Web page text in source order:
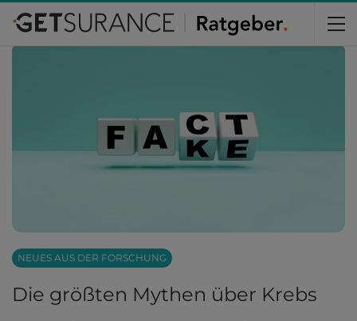
Home Krebs Neues aus der Forschung
NEUES AUS DER FORSCHUNG
Die größten Mythen über Krebs